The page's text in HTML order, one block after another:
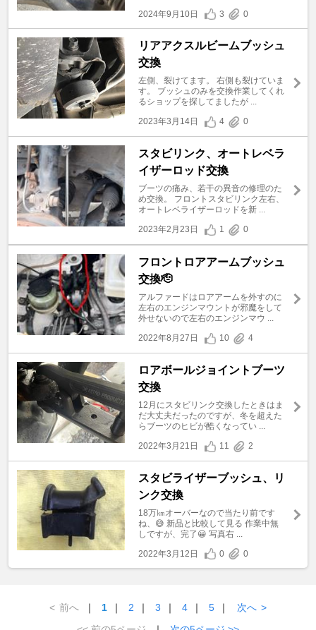
2024年9月10日
3 0
リアアクスルビームブッシュ
交換
左側、裂けてます。 右側も裂けていま
す。 ブッシュのみを交換作業してくれ
るショップを探してましたが ...
2023年3月14日
4 0
スタビリンク、オートレベラ
イザーロッド交換
ブーツの痛み、若干の異音の修理のた
め交換。 フロントスタビリンク左右、
オートレベライザーロッドを新 ...
2023年2月23日
1 0
フロントロアアームブッシュ
交換🫡
アルファードはロアアームを外すのに
左右のエンジンマウントが邪魔をして
外せないので左右のエンジンマウ ...
2022年8月27日
10 4
ロアボールジョイントブーツ
交換
12月にスタビリンク交換したときはま
だ大丈夫だったのですが、冬を超えた
らブーツのヒビが酷くなってい ...
2022年3月21日
11 2
スタビライザーブッシュ、リ
ンク交換
18万㎞オーバーなので当たり前です
ね、😅 新品と比較して見る 作業中無
しですが、完了😀 写真右 ...
2022年3月12日
0 0
< 前へ ｜ 1 ｜ 2 ｜ 3 ｜ 4 ｜ 5 ｜ 次へ >